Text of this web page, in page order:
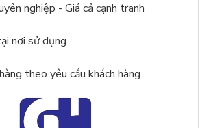
nghiệp - Giá cả cạnh tranh
nơi sử dụng
theo yêu cầu khách hàng